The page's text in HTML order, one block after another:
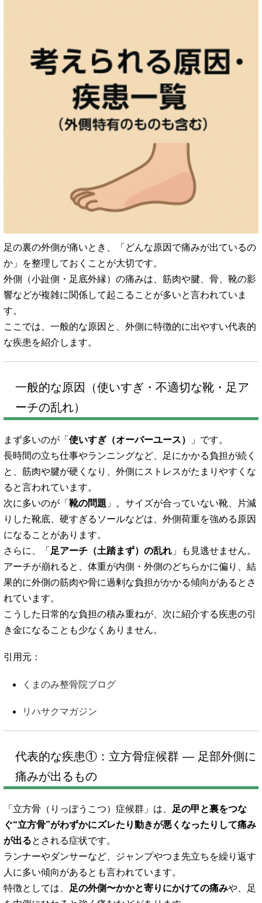
足の裏の外側が痛いとき、「どんな原因で痛みが出ているの
か」を整理しておくことが大切です。
外側（小趾側・足底外縁）の痛みは、筋肉や腱、骨、靴の影
響などが複雑に関係して起こることが多いと言われていま
す。
ここでは、一般的な原因と、外側に特徴的に出やすい代表的
な疾患を紹介します。
一般的な原因（使いすぎ・不適切な靴・足ア
ーチの乱れ）
まず多いのが「 使いすぎ（オーバーユース）
」です。
長時間の立ち仕事やランニングなど、足にかかる負担が続く
と、筋肉や腱が硬くなり、外側にストレスがたまりやすくな
ると言われています。
次に多いのが「 靴の問題 」。サイズが合っていない靴、片減
りした靴底、硬すぎるソールなどは、外側荷重を強める原因
になることがあります。
さらに、「 足アーチ（土踏まず）の乱れ 」も見逃せません。
アーチが崩れると、体重が内側・外側のどちらかに偏り、結
果的に外側の筋肉や骨に過剰な負担がかかる傾向があるとさ
れています。
こうした日常的な負担の積み重ねが、次に紹介する疾患の引
き金になることも少なくありません。
引用元：
くまのみ整骨院ブログ
リハサクマガジン
代表的な疾患①：立方骨症候群 ― 足部外側に
痛みが出るもの
「立方骨（りっぽうこつ）症候群」は、
足の甲と裏をつな
ぐ“立方骨”がわずかにズレたり動きが悪くなったりして痛み
が出るとされる症状です。
ランナーやダンサーなど、ジャンプやつま先立ちを繰り返す
人に多い傾向があるとも言われています。
特徴としては、
足の外側〜かかと寄りにかけての痛みや、足